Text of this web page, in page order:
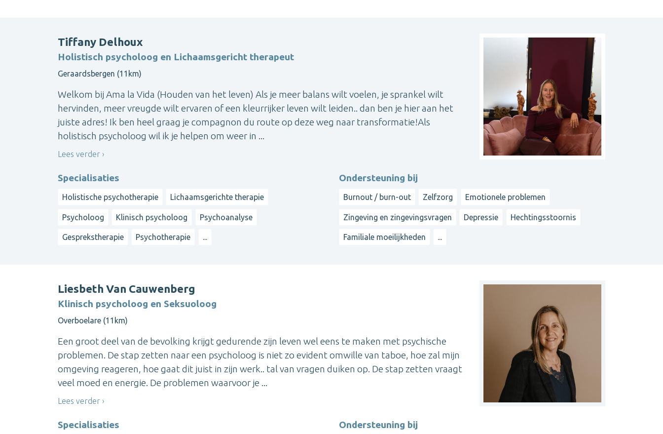
Tiffany Delhoux
Holistisch psycholoog en Lichaamsgericht therapeut
Geraardsbergen (11km)
Welkom bij Ama la Vida (Houden van het leven) Als je meer balans wilt voelen, je sprankel wilt
hervinden, meer vreugde wilt ervaren of een kleurrijker leven wilt leiden.. dan ben je hier aan het
juiste adres! Ik ben heel graag je compagnon du route op deze weg naar transformatie!Als
holistisch psycholoog wil ik je helpen om weer in ...
Lees verder
Specialisaties
Holistische psychotherapie Lichaamsgerichte therapie
Psycholoog Klinisch psycholoog Psychoanalyse
Gesprekstherapie Psychotherapie ...
Ondersteuning bij
Burnout / burn-out Zelfzorg Emotionele problemen
Zingeving en zingevingsvragen Depressie Hechtingsstoornis
Familiale moeilijkheden ...
Liesbeth Van Cauwenberg
Klinisch psycholoog en Seksuoloog
Overboelare (11km)
Een groot deel van de bevolking krijgt gedurende zijn leven wel eens te maken met psychische
problemen. De stap zetten naar een psycholoog is niet zo evident omwille van taboe, hoe zal mijn
omgeving reageren, hoe gaat dit juist in zijn werk.. tal van vragen duiken op. De stap zetten vraagt
veel moed en energie. De problemen waarvoor je ...
Lees verder
Specialisaties Ondersteuning bij